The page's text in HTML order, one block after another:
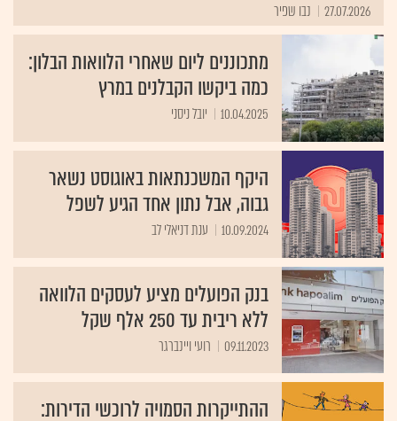
27.07.2026 נבו שפיר
מתכוננים ליום שאחרי הלוואות הבלון:
כמה ביקשו הקבלנים במרץ
10.04.2025 יובל ניסני
היקף המשכנתאות באוגוסט נשאר
גבוה, אבל נתון אחד הגיע לשפל
10.09.2024 ענת דניאלי לב
בנק הפועלים מציע לעסקים הלוואה
ללא ריבית עד 250 אלף שקל
09.11.2023 רועי ויינברגר
ההתייקרות הסמויה לרוכשי הדירות: